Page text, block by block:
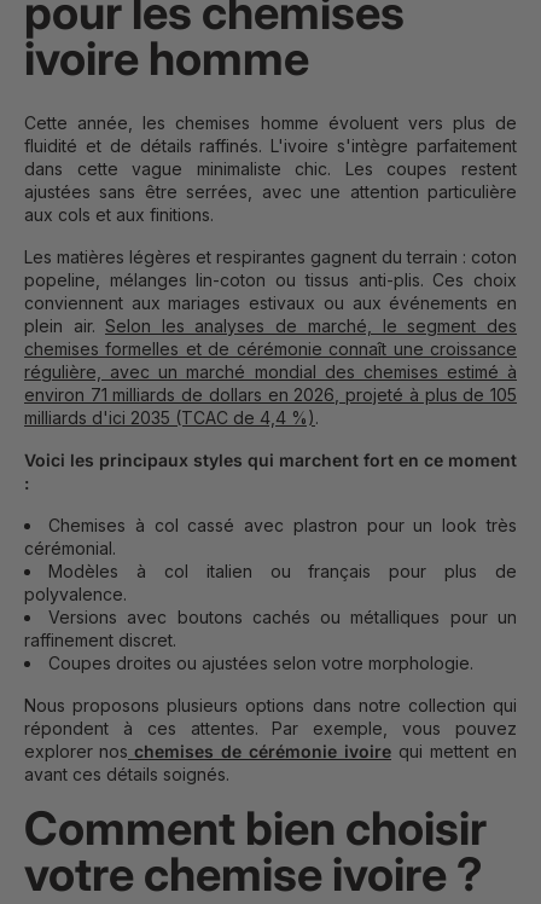
pour les chemises
ivoire homme
Cette année, les chemises homme évoluent vers plus de
fluidité et de détails raffinés. L'ivoire s'intègre parfaitement
dans cette vague minimaliste chic. Les coupes restent
ajustées sans être serrées, avec une attention particulière
aux cols et aux finitions.
Les matières légères et respirantes gagnent du terrain : coton
popeline, mélanges lin-coton ou tissus anti-plis. Ces choix
conviennent aux mariages estivaux ou aux événements en
plein air. Selon les analyses de marché, le segment des
chemises formelles et de cérémonie connaît une croissance
régulière, avec un marché mondial des chemises estimé à
environ 71 milliards de dollars en 2026, projeté à plus de 105
milliards d'ici 2035 (TCAC de 4,4 %).
Voici les principaux styles qui marchent fort en ce moment
:
Chemises à col cassé avec plastron pour un look très
cérémonial.
Modèles à col italien ou français pour plus de
polyvalence.
Versions avec boutons cachés ou métalliques pour un
raffinement discret.
Coupes droites ou ajustées selon votre morphologie.
Nous proposons plusieurs options dans notre collection qui
répondent à ces attentes. Par exemple, vous pouvez
explorer nos chemises de cérémonie ivoire qui mettent en
avant ces détails soignés.
Comment bien choisir
votre chemise ivoire ?